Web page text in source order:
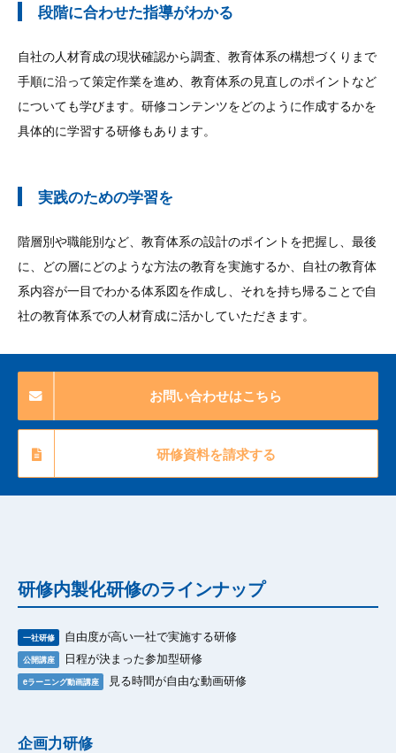
段階に合わせた指導がわかる
自社の人材育成の現状確認から調査、教育体系の構想づくりまで
手順に沿って策定作業を進め、教育体系の見直しのポイントなど
についても学びます。研修コンテンツをどのように作成するかを
具体的に学習する研修もあります。
実践のための学習を
階層別や職能別など、教育体系の設計のポイントを把握し、最後
に、どの層にどのような方法の教育を実施するか、自社の教育体
系内容が一目でわかる体系図を作成し、それを持ち帰ることで自
社の教育体系での人材育成に活かしていただきます。
お問い合わせはこちら
研修資料を請求する
研修内製化研修のラインナップ
一社研修 自由度が高い一社で実施する研修
公開講座 日程が決まった参加型研修
eラーニング動画講座 見る時間が自由な動画研修
企画力研修